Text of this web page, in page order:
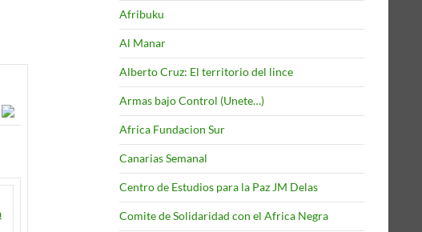
Afribuku
Al Manar
Alberto Cruz: El territorio del lince
Armas bajo Control (Unete…)
Africa Fundacion Sur
Canarias Semanal
Centro de Estudios para la Paz JM Delas
Comite de Solidaridad con el Africa Negra